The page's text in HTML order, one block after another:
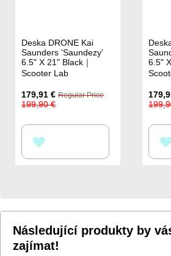
Deska DRONE Kai
Saunders 'Saundezy'
6.5" X 21" Black｜
Scooter Lab
Special
Price
179,91 € Regular Price
199,90 €
K
6.5"
Price
Následující produkty by
zajímat!